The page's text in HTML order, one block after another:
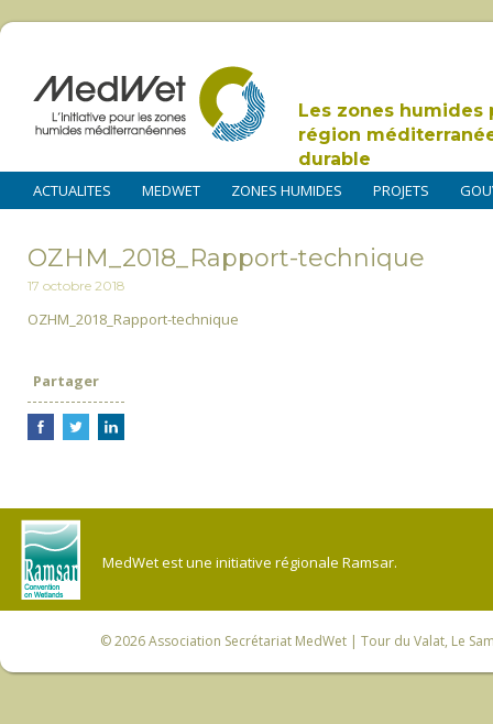
Les zones humides
région
durable
ACTUALITES MEDWET ZONES HUMIDES PROJETS
OZHM_2018_Rapport-technique
17 octobre 2018
OZHM_2018_Rapport-technique
Partager
MedWet est une initiative régionale Ramsar.
© 2026Association Secrétariat MedWet | Tour du Valat, Le